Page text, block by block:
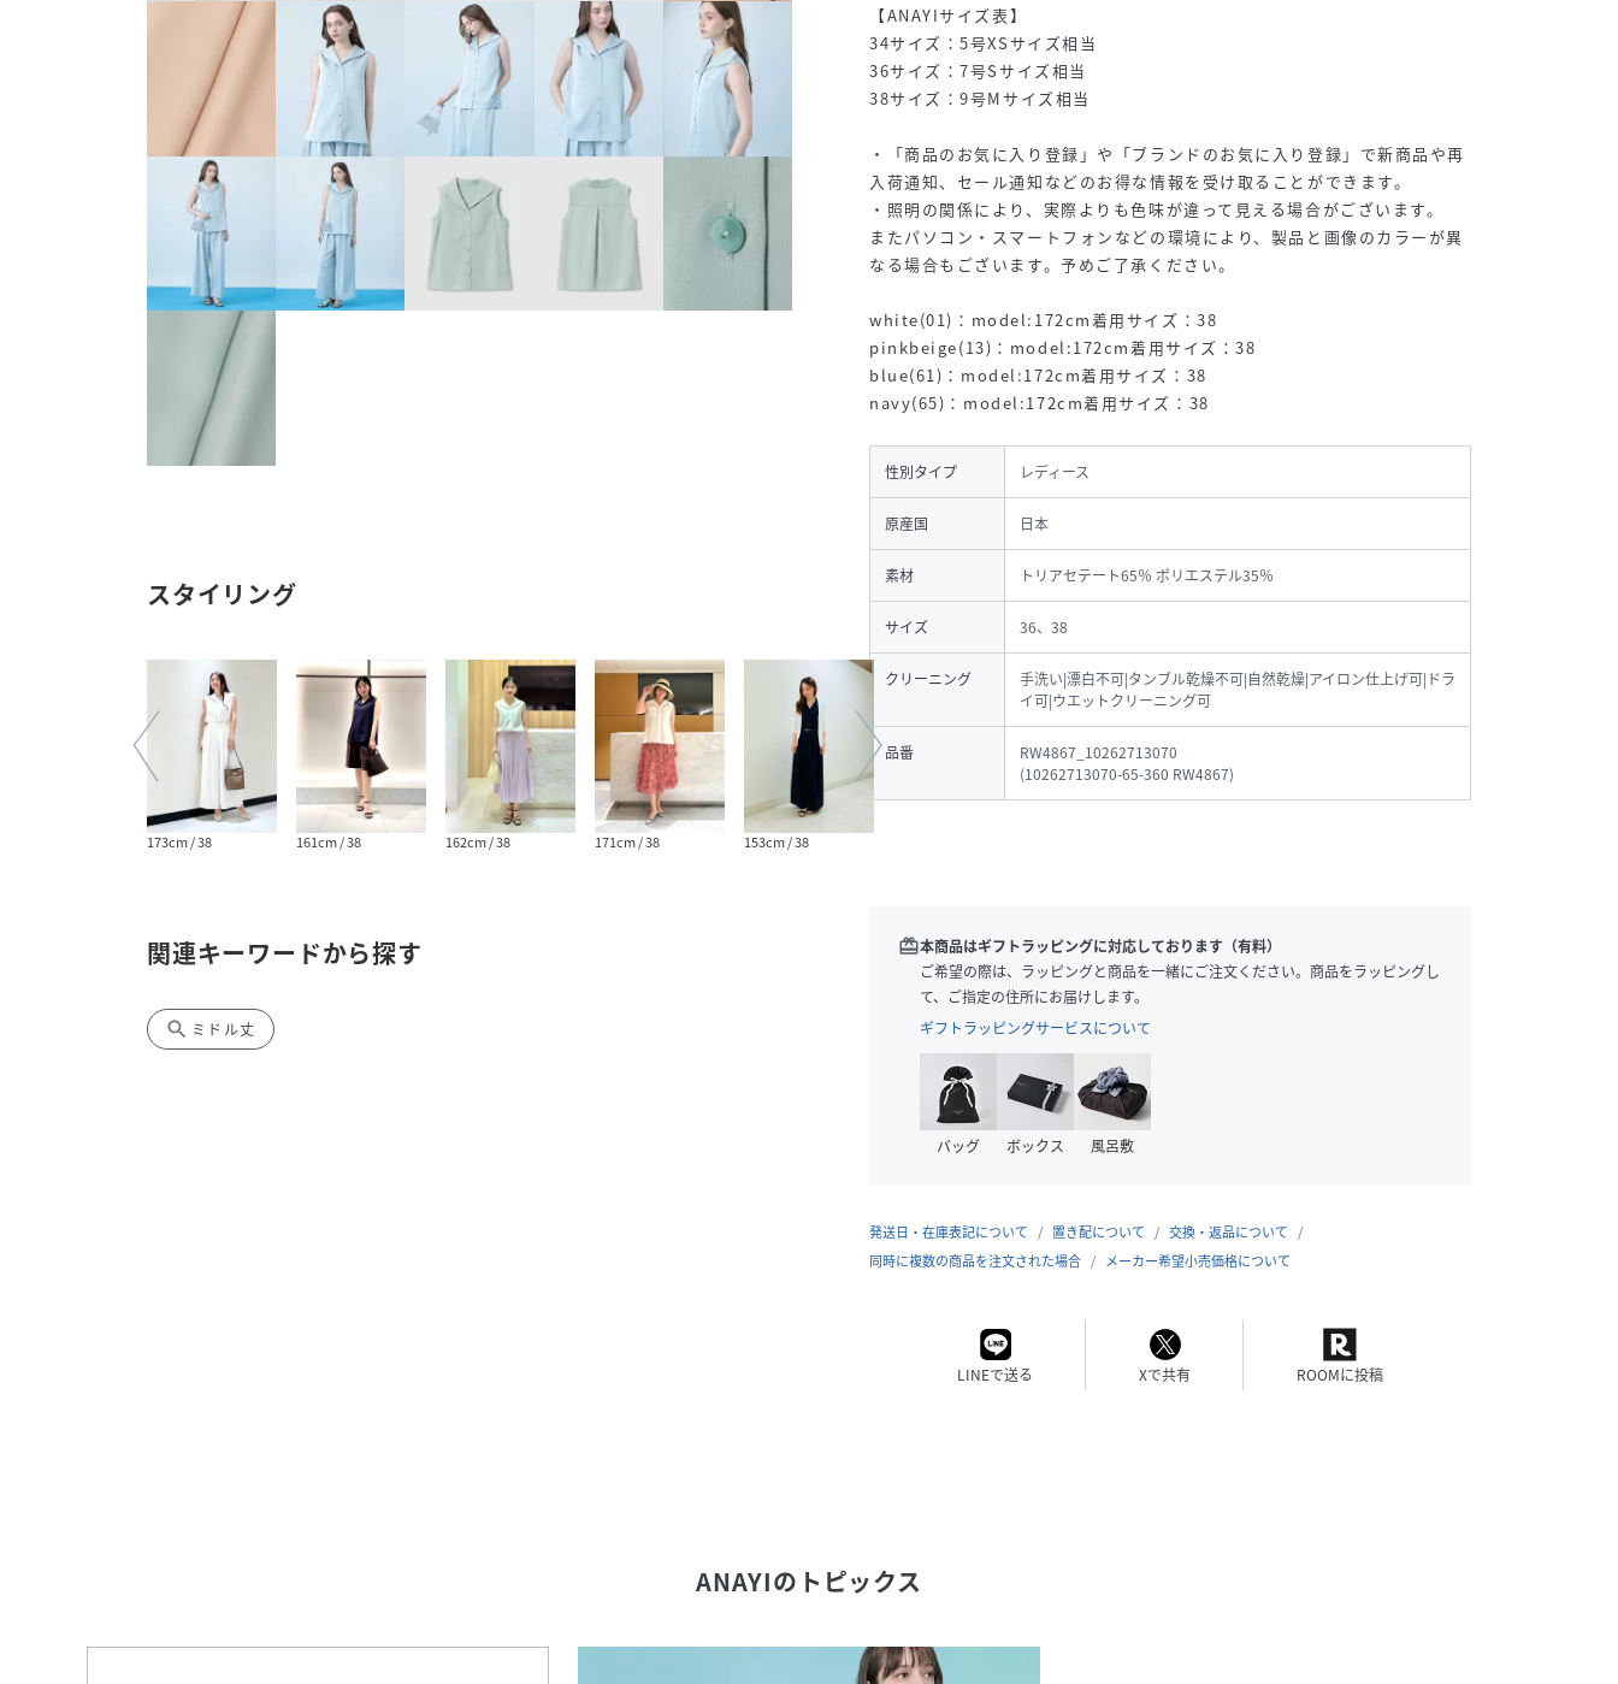
スタイリング
173cm / 38 161cm / 38 162cm / 38 171cm / 38 153cm / 38
関連キーワードから探す
search ミドル丈
【ANAYIサイズ表】
34サイズ：5号XSサイズ相当
36サイズ：7号Sサイズ相当
38サイズ：9号Mサイズ相当
・「商品のお気に入り登録」や「ブランドのお気に入り登録」で新商品や再
入荷通知、セール通知などのお得な情報を受け取ることができます。
・照明の関係により、実際よりも色味が違って見える場合がございます。
またパソコン・スマートフォンなどの環境により、製品と画像のカラーが異
なる場合もございます。予めご了承ください。
white(01)：model:172cm着用サイズ：38
pinkbeige(13)：model:172cm着用サイズ：38
blue(61)：model:172cm着用サイズ：38
navy(65)：model:172cm着用サイズ：38
性別タイプ レディース
原産国 日本
素材 トリアセテート65％ ポリエステル35％
サイズ 36、38
クリーニング
手洗い|漂白不可|タンブル乾燥不可|自然乾燥|アイロン仕上げ可|ドラ
イ可|ウエットクリーニング可
品番
RW4867_10262713070
(10262713070-65-360 RW4867)
redeem本商品はギフトラッピングに対応しております（有料）
ご希望の際は、ラッピングと商品を一緒にご注文ください。商品をラッピングし
て、ご指定の住所にお届けします。
ギフトラッピングサービスについて
バッグ ボックス 風呂敷
発送日・在庫表記について 置き配について
交換・返品について
同時に複数の商品を注文された場合
メーカー希望小売価格について
LINEで送る Xで共有 ROOMに投稿
ANAYIのトピックス